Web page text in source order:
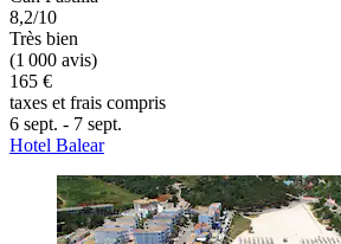
8,2/10
Très bien
(1 000 avis)
165 €
taxes et frais compris
6 sept. - 7 sept.
Hotel Balear